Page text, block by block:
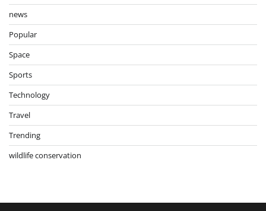
news
Popular
Space
Sports
Technology
Travel
Trending
wildlife conservation